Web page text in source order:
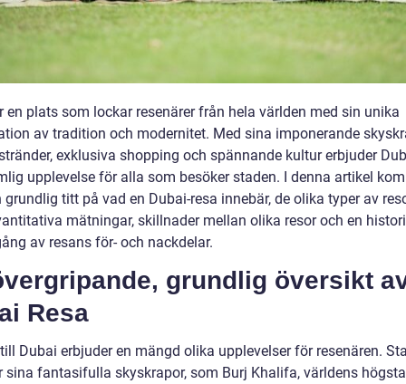
en plats som lockar resenärer från hela världen med sin unika
av tradition och modernitet. Med sina imponerande
exklusiva shopping och spännande kultur erbjuder
upplevelse för alla som besöker staden. I denna artikel
grundlig titt på vad en Dubai-resa innebär, de olika typer av
mätningar, skillnader mellan olika resor och en
av resans för- och nackdelar.
grundlig översikt
Resa
Dubai erbjuder en mängd olika upplevelser för resenären.
sina fantasifulla skyskrapor, som Burj Khalifa, världens högsta